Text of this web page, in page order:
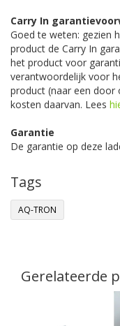
Carry In
Goed te weten: gezien
product de Carry In
het product voor
verantwoordelijk voor
product (naar een door
kosten daarvan. Lees
Garantie
De garantie op deze
Tags
AQ-TRON
Gerelateerde